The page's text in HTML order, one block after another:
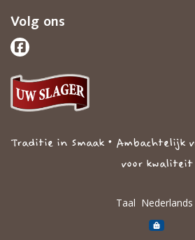
Volg ons
Traditie in Smaak • Ambachtelijk
voor kwaliteit
Taal